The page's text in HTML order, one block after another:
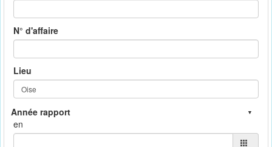
N° d'affaire
Lieu
en